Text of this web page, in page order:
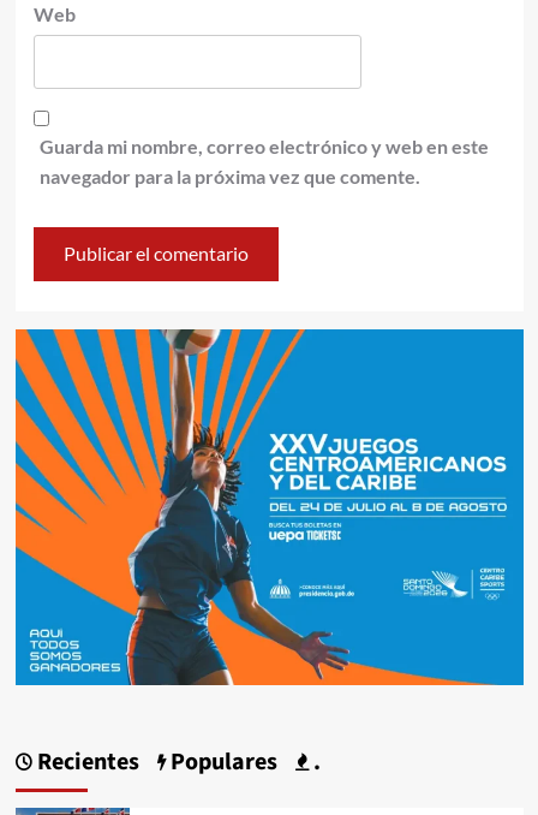
Web
Guarda mi nombre, correo electrónico y web en este
navegador para la próxima vez que comente.
Recientes Populares .